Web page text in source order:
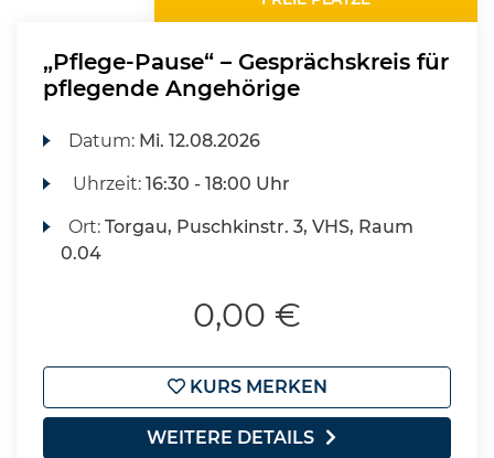
„Pflege-Pause“ – Gesprächskreis für
pflegende Angehörige
Datum: Mi. 12.08.2026
Uhrzeit:16:30 - 18:00 Uhr
Ort:Torgau, Puschkinstr. 3, VHS, Raum
0.04
0,00 €
KURS MERKEN
WEITERE DETAILS